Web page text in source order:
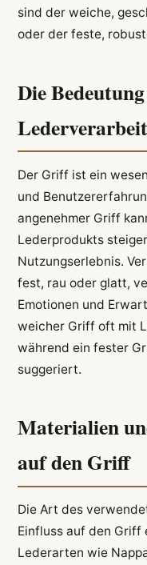
sind der weiche,
oder der feste,
Die
Der Griff ist ein
und
angenehmer Griff
Lederprodukts
Nutzungserlebnis.
fest, rau oder glatt,
Emotionen und
weicher Griff oft mit
während ein fester
suggeriert.
Materialien
auf den Griff
Die Art des
Einfluss auf den Griff
Lederarten wie